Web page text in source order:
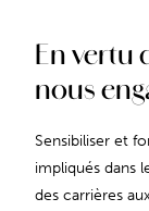
En vertu
nous
Sensibiliser et
impliqués dans
des carrières